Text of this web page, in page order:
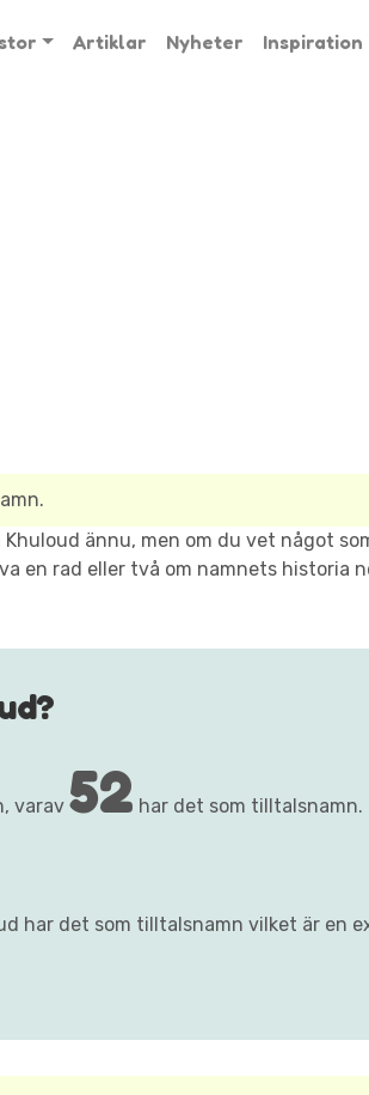
Artiklar Nyheter Inspiration
ännu, men om du vet något
en rad eller två om namnets historia
varav 52 har det som tilltalsnamn.
har det som tilltalsnamn vilket är en